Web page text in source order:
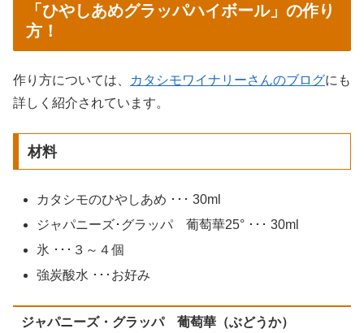
「ひやしあめグラッパハイボール」の作り
方！
作り方については、 カタシモワイナリーさんのブログにも
詳しく紹介されています。
材料
カタシモのひやしあめ ･･･ 30ml
ジャパニーズ･グラッパ 葡萄華25° ･･･ 30ml
氷 ･･･３～４個
強炭酸水 ･･･お好み
ジャパニーズ・グラッパ 葡萄華（ぶどうか）